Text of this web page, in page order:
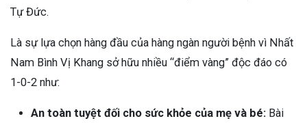
Tự Đức.
Là sự lựa chọn hàng đầu của hàng ngàn người bệnh vì Nhất
Nam Bình Vị Khang sở hữu nhiều “điểm vàng” độc đáo có
1-0-2 như:
An toàn tuyệt đối cho sức khỏe của mẹ và bé: Bài